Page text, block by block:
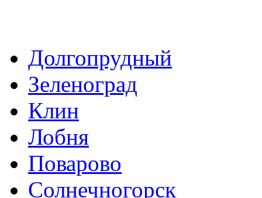
Долгопрудный
Зеленоград
Клин
Лобня
Поварово
Солнечногорск